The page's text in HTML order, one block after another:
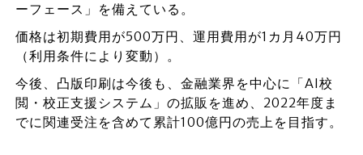
ーフェース」を備えている。
価格は初期費用が500万円、運用費用が1カ月40万円
（利用条件により変動）。
今後、凸版印刷は今後も、金融業界を中心に「AI校
閲・校正支援システム」の拡販を進め、2022年度ま
でに関連受注を含めて累計100億円の売上を目指す。